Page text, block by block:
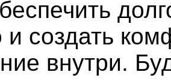
создать
внутри.